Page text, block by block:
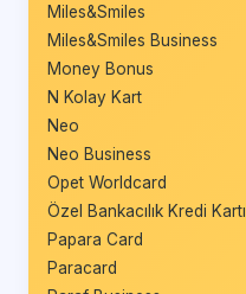
Miles&Smiles
Miles&Smiles Business
Money Bonus
N Kolay Kart
Neo
Neo Business
Opet Worldcard
Özel Bankacılık Kredi Kartı
Papara Card
Paracard